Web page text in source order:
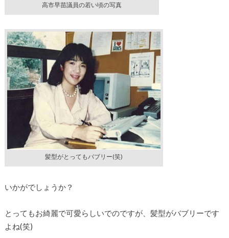
高市早苗議員の若い頃の写真
髪型がとってもバブリー(笑)
いかがでしょうか？
とってもお綺麗で可愛らしいでのですが、髪型がバブリーです
よね(笑)